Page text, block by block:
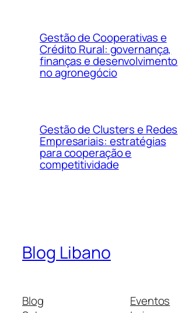
Gestão de Cooperativas e
Crédito Rural: governança,
finanças e desenvolvimento
no agronegócio
Gestão de Clusters e Redes
Empresariais: estratégias
para cooperação e
competitividade
Blog Libano
Blog
Eventos